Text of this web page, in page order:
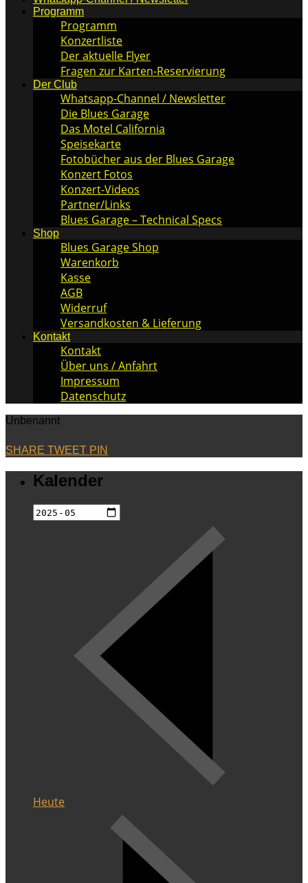
Programm
Programm
Konzertliste
Der aktuelle Flyer
Fragen zur Karten-Reservierung
Der Club
Whatsapp-Channel / Newsletter
Die Blues Garage
Das Motel California
Speisekarte
Fotobücher aus der Blues Garage
Konzert Fotos
Konzert-Videos
Partner/Links
Blues Garage – Technical Specs
Shop
Blues Garage Shop
Warenkorb
Kasse
AGB
Widerruf
Versandkosten & Lieferung
Kontakt
Kontakt
Über uns / Anfahrt
Impressum
Datenschutz
Unbenannt
SHARE TWEET PIN
Kalender
Heute